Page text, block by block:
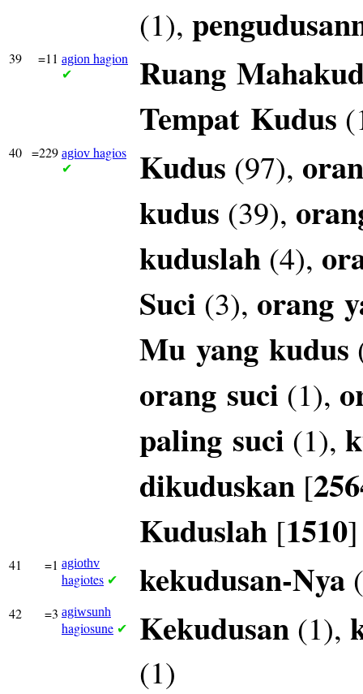
(1),
39 =11 agion hagion
✔ Ruang
Tempat Kudus
40 =229 agiov hagios
✔ Kudus (97),
kudus (39),
kuduslah (4),
Suci (3), orang
Mu yang kudus
orang suci (1),
paling suci (1),
dikuduskan [
Kuduslah [1510
41 =1 agiothv
hagiotes ✔ kekudusan-Nya
42 =3 agiwsunh
hagiosune ✔ Kekudusan (1),
(1)